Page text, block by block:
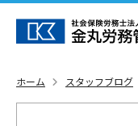
ホーム スタッフブログ